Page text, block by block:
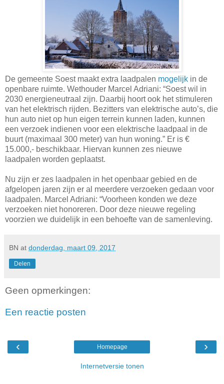
De gemeente Soest maakt extra laadpalen mogelijk in de
openbare ruimte. Wethouder Marcel Adriani: “Soest wil in
2030 energieneutraal zijn. Daarbij hoort ook het stimuleren
van het elektrisch rijden. Bezitters van elektrische auto’s, die
hun auto niet op hun eigen terrein kunnen laden, kunnen
een verzoek indienen voor een elektrische laadpaal in de
buurt (maximaal 300 meter) van hun woning.” Er is €
15.000,- beschikbaar. Hiervan kunnen zes nieuwe
laadpalen worden geplaatst.
Nu zijn er zes laadpalen in het openbaar gebied en de
afgelopen jaren zijn er al meerdere verzoeken gedaan voor
laadpalen. Marcel Adriani: “Voorheen konden we deze
verzoeken niet honoreren. Door deze nieuwe regeling
voorzien we duidelijk in een behoefte van de samenleving.
BN at donderdag, maart 09, 2017
Delen
Geen opmerkingen:
Een reactie posten
‹ ›
Homepage
Internetversie tonen